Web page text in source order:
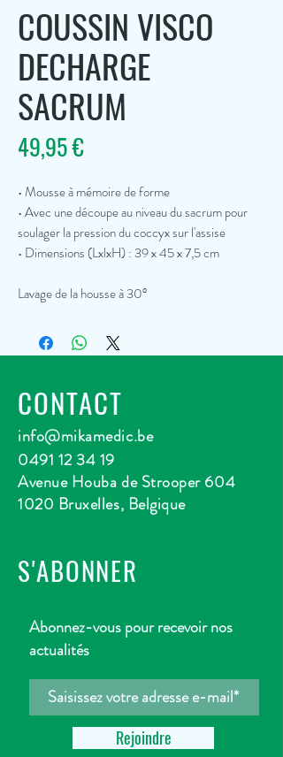
COUSSIN VISCO
DECHARGE
SACRUM
49,95 €Prix
• Mousse à mémoire de forme
• Avec une découpe au niveau du sacrum pour
soulager la pression du coccyx sur l'assise
• Dimensions (LxlxH) : 39 x 45 x 7,5 cm
Lavage de la housse à 30°
CONTACT
info@mikamedic.be
0491 12 34 19
Avenue Houba de Strooper 604
1020 Bruxelles, Belgique
S'ABONNER
Abonnez-vous pour recevoir nos
actualités
Rejoindre